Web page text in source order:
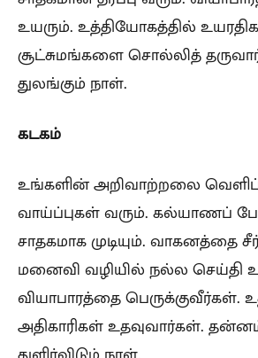
உயரும். உத்தியோகத்தில்
சூட்சுமங்களை சொல்லித்
துலங்கும் நாள்.
கடகம்
உங்களின் அறிவாற்றலை
வாய்ப்புகள் வரும். கல்யாணப்
சாதகமாக முடியும். வாகனத்தை
மனைவி வழியில் நல்ல செய்தி
வியாபாரத்தை பெருக்குவீர்கள்.
அதிகாரிகள் உதவுவார்கள்.